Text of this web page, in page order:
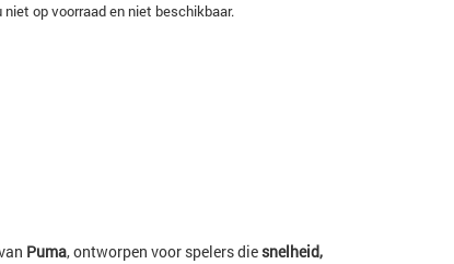
op voorraad en niet beschikbaar.
Puma, ontworpen voor spelers diesnelheid,